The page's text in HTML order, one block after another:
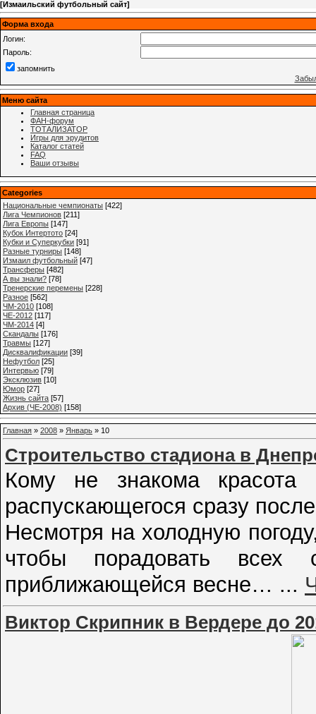
[Измаильский футбольный сайт]
Форма входа
Логин:
Пароль:
запомнить
Меню сайта
Главная страница
ФАН-форум
ТОТАЛИЗАТОР
Игры для эрудитов
Каталог статей
FAQ
Ваши отзывы
Categories
Национальные чемпионаты [422]
Лига Чемпионов [211]
Лига Европы [147]
Кубок Интертото [24]
Кубки и Суперкубки [91]
Разные турниры [148]
Измаил футбольный [47]
Трансферы [482]
А вы знали? [78]
Тренерские перемены [228]
Разное [562]
ЧМ-2010 [108]
ЧЕ-2012 [117]
ЧМ-2014 [4]
Cкандалы [176]
Травмы [127]
Дисквалификации [39]
Нефутбол [25]
Интервью [79]
Эксклюзив [10]
Юмор [27]
Жизнь сайта [57]
Архив (ЧЕ-2008) [158]
Главная » 2008 » Январь » 10
Строительство стадиона в
Кому не знакома красота
распускающегося сразу
Несмотря на холодную
чтобы порадовать
приближающейся весне… ...
Виктор Скрипник в Вердере до